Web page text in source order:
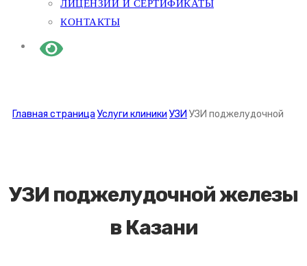
ЛИЦЕНЗИИ И СЕРТИФИКАТЫ
КОНТАКТЫ
Главная страница Услуги клиники УЗИ УЗИ поджелудочной
УЗИ поджелудочной железы
в Казани